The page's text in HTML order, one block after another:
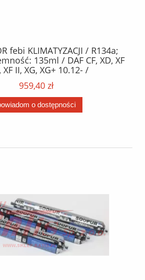
febi KLIMATYZACJI / R134a;
135ml / DAF CF, XD, XF
XF II, XG, XG+ 10.12- /
959,40 zł
o dostępności